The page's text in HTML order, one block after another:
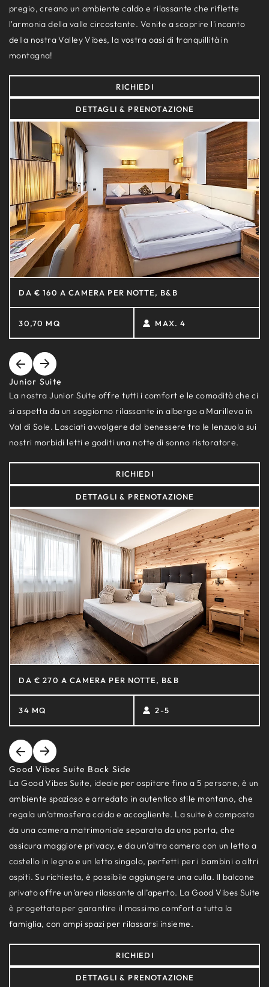
pregio, creano un ambiente caldo e rilassante che riflette
l'armonia della valle circostante. Venite a scoprire l'incanto
della nostra Valley Vibes, la vostra oasi di tranquillità in
montagna!
RICHIEDI
DETTAGLI & PRENOTAZIONE
DA € 160 A CAMERA PER NOTTE, B&B
30,70 MQ MAX. 4
Junior Suite
La nostra Junior Suite offre tutti i comfort e le comodità che ci
si aspetta da un soggiorno rilassante in albergo a Marilleva in
Val di Sole. Lasciati avvolgere dal benessere tra le lenzuola sui
nostri morbidi letti e goditi una notte di sonno ristoratore.
RICHIEDI
DETTAGLI & PRENOTAZIONE
DA € 270 A CAMERA PER NOTTE, B&B
34 MQ 2-5
Good Vibes Suite Back Side
La Good Vibes Suite, ideale per ospitare fino a 5 persone, è un
ambiente spazioso e arredato in autentico stile montano, che
regala un’atmosfera calda e accogliente. La suite è composta
da una camera matrimoniale separata da una porta, che
assicura maggiore privacy, e da un’altra camera con un letto a
castello in legno e un letto singolo, perfetti per i bambini o altri
ospiti. Su richiesta, è possibile aggiungere una culla. Il balcone
privato offre un’area rilassante all’aperto. La Good Vibes Suite
è progettata per garantire il massimo comfort a tutta la
famiglia, con ampi spazi per rilassarsi insieme.
RICHIEDI
DETTAGLI & PRENOTAZIONE